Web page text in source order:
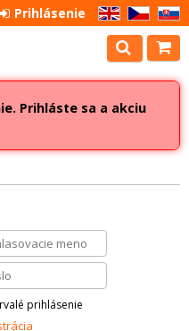
EN CZ SK
Prihlásenie
Prihláste sa a akciu
prihlásenie